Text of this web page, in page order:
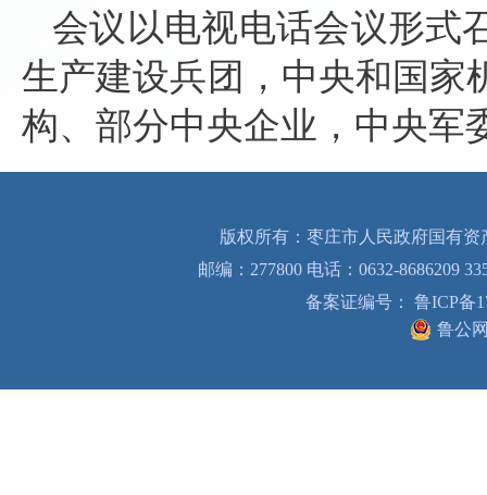
会议以电视电话会议形式
生产建设兵团，中央和国家
构、部分中央企业，中央军
版权所有：枣庄市人民政府国有
邮编：277800 电话：0632-8686209
备案证编号： 鲁ICP备
鲁公